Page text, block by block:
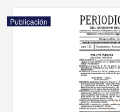
Publicación